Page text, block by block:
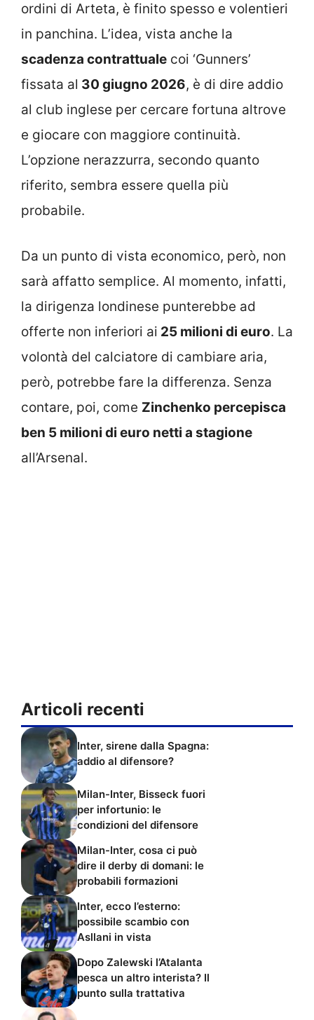
ordini di Arteta, è finito spesso e volentieri
in panchina. L’idea, vista anche la
scadenza contrattuale coi ‘Gunners’
fissata al 30 giugno 2026, è di dire addio
al club inglese per cercare fortuna altrove
e giocare con maggiore continuità.
L’opzione nerazzurra, secondo quanto
riferito, sembra essere quella più
probabile.
Da un punto di vista economico, però, non
sarà affatto semplice. Al momento, infatti,
la dirigenza londinese punterebbe ad
offerte non inferiori ai 25 milioni di euro. La
volontà del calciatore di cambiare aria,
però, potrebbe fare la differenza. Senza
contare, poi, come Zinchenko percepisca
ben 5 milioni di euro netti a stagione
all’Arsenal.
Articoli recenti
Inter, sirene dalla Spagna:
addio al difensore?
Milan-Inter, Bisseck fuori
per infortunio: le
condizioni del difensore
Milan-Inter, cosa ci può
dire il derby di domani: le
probabili formazioni
Inter, ecco l’esterno:
possibile scambio con
Asllani in vista
Dopo Zalewski l’Atalanta
pesca un altro interista? Il
punto sulla trattativa